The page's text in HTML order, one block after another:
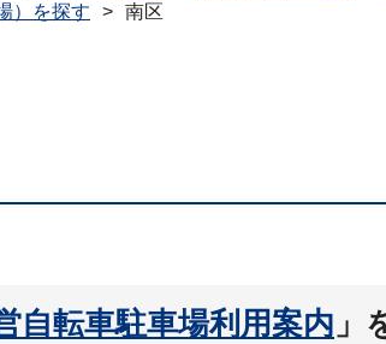
）を探す
南区
自転車駐車場利用案内 」